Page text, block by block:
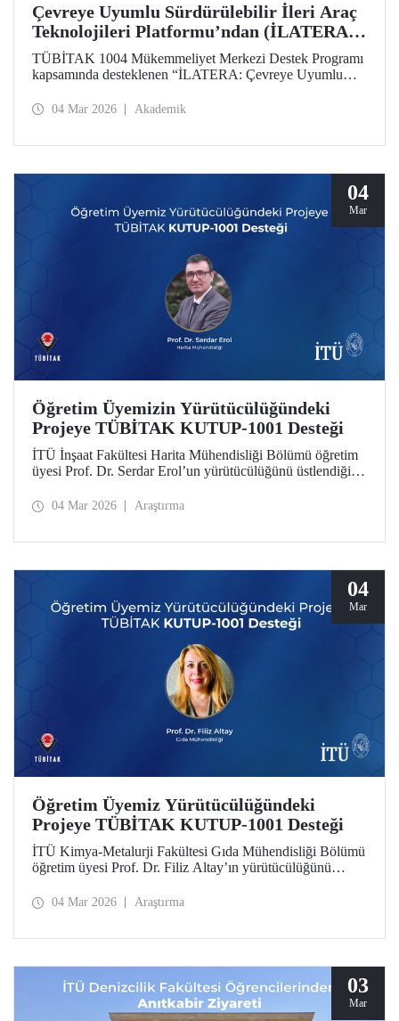
Çevreye Uyumlu Sürdürülebilir İleri Araç
Teknolojileri Platformu’ndan (İLATERA)
2’nci Danışma Kurulu Toplantıları
TÜBİTAK 1004 Mükemmeliyet Merkezi Destek Programı
kapsamında desteklenen “İLATERA: Çevreye Uyumlu
danışma kurulu toplantıları 25 Şubat 2026 tarihinde
04 Mar 2026 Akademik
04
Mar
Öğretim Üyemizin Yürütücülüğündeki
Projeye TÜBİTAK KUTUP-1001 Desteği
İTÜ İnşaat Fakültesi Harita Mühendisliği Bölümü öğretim
üyesi Prof. Dr. Serdar Erol’un yürütücülüğünü üstlendiği
kapsamında desteğe değer görüldü.
04 Mar 2026 Araştırma
04
Mar
Öğretim Üyemiz Yürütücülüğündeki
Projeye TÜBİTAK KUTUP-1001 Desteği
İTÜ Kimya-Metalurji Fakültesi Gıda Mühendisliği Bölümü
öğretim üyesi Prof. Dr. Filiz Altay’ın yürütücülüğünü
Programı kapsamında desteğe değer görüldü.
04 Mar 2026 Araştırma
03
Mar